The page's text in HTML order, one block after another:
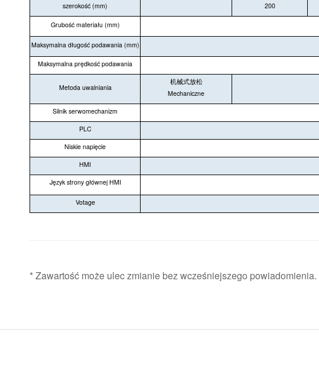
szerokość (mm)
200
Grubość materiału (mm)
Maksymalna długość podawania (mm)
Maksymalna prędkość podawania
Metoda uwalniania
机械式放松
Mechaniczne
Silnik serwomechanizm
PLC
Niskie napięcie
HMI
Język strony głównej HMI
Votage
* Zawartość może ulec zmianie bez wcześniejszego powiadomienia.